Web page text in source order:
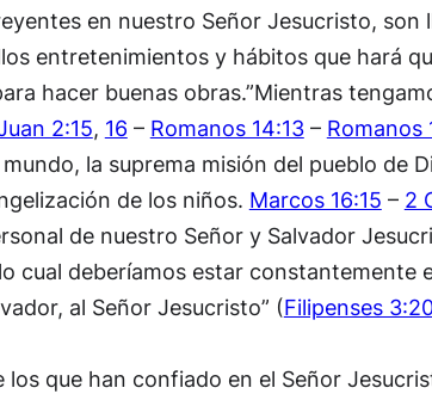
en nuestro Señor Jesucristo,
entretenimientos y hábitos que hará
hacer buenas obras.”Mientras
2:15, 16 – Romanos 14:13– Romanos
la suprema misión del pueblo de
de los niños. Marcos 16:15 – 2
de nuestro Señor y Salvador
cual deberíamos estar constantemente
al Señor Jesucristo” (Filipenses
los que han confiado en el Señor